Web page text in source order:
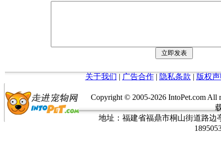
关于我们 | 广告合作| 隐私条款 | 版权
Copyright © 2005-2026 IntoPet.com
地址：福建省福鼎市桐山街道路边